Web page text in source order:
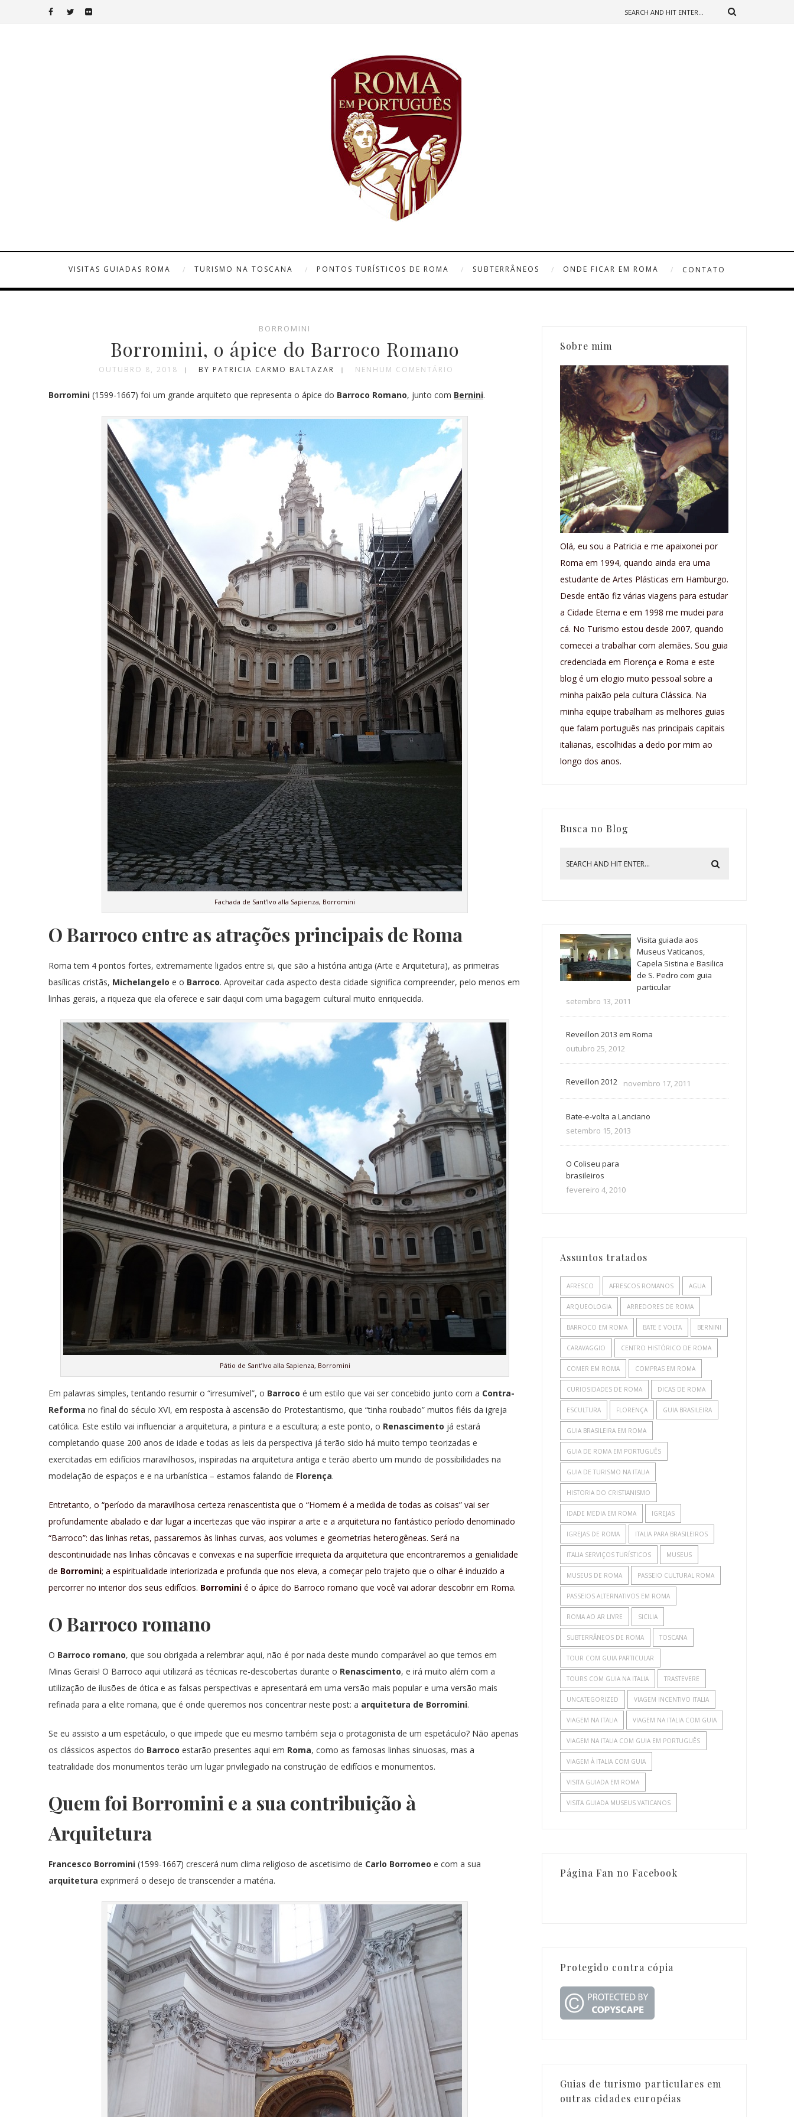
VISITAS GUIADAS ROMA TURISMO NA TOSCANA PONTOS TURÍSTICOS DE ROMA SUBTERRÂNEOS ONDE FICAR EM ROMA CONTATO
BORROMINI
Borromini, o ápice do Barroco Romano
OUTUBRO 8, 2018 BY PATRICIA CARMO BALTAZAR NENHUM COMENTÁRIO
Borromini (1599-1667) foi um grande arquiteto que representa o ápice do Barroco Romano, junto com Bernini.
Fachada de Sant’Ivo alla Sapienza, Borromini
O Barroco entre as atrações principais de Roma
Roma tem 4 pontos fortes, extremamente ligados entre si, que são a história antiga (Arte e Arquitetura), as primeiras
basílicas cristãs, Michelangelo e o Barroco. Aproveitar cada aspecto desta cidade significa compreender, pelo menos em
linhas gerais, a riqueza que ela oferece e sair daqui com uma bagagem cultural muito enriquecida.
Pátio de Sant’Ivo alla Sapienza, Borromini
Em palavras simples, tentando resumir o “irresumível”, o Barroco é um estilo que vai ser concebido junto com a Contra-
Reforma no final do século XVI, em resposta à ascensão do Protestantismo, que “tinha roubado” muitos fiéis da igreja
católica. Este estilo vai influenciar a arquitetura, a pintura e a escultura; a este ponto, o Renascimento já estará
completando quase 200 anos de idade e todas as leis da perspectiva já terão sido há muito tempo teorizadas e
exercitadas em edifícios maravilhosos, inspiradas na arquitetura antiga e terão aberto um mundo de possibilidades na
modelação de espaços e e na urbanística – estamos falando de Florença.
Entretanto, o “período da maravilhosa certeza renascentista que o “Homem é a medida de todas as coisas” vai ser
profundamente abalado e dar lugar a incertezas que vão inspirar a arte e a arquitetura no fantástico período denominado
“Barroco”: das linhas retas, passaremos às linhas curvas, aos volumes e geometrias heterogêneas. Será na
descontinuidade nas linhas côncavas e convexas e na superfície irrequieta da arquitetura que encontraremos a genialidade
de Borromini; a espiritualidade interiorizada e profunda que nos eleva, a começar pelo trajeto que o olhar é induzido a
percorrer no interior dos seus edifícios. Borromini é o ápice do Barroco romano que você vai adorar descobrir em Roma.
O Barroco romano
O Barroco romano, que sou obrigada a relembrar aqui, não é por nada deste mundo comparável ao que temos em
Minas Gerais! O Barroco aqui utilizará as técnicas re-descobertas durante o Renascimento, e irá muito além com a
utilização de ilusões de ótica e as falsas perspectivas e apresentará em uma versão mais popular e uma versão mais
refinada para a elite romana, que é onde queremos nos concentrar neste post: a arquitetura de Borromini.
Se eu assisto a um espetáculo, o que impede que eu mesmo também seja o protagonista de um espetáculo? Não apenas
os clássicos aspectos do Barroco estarão presentes aqui em Roma, como as famosas linhas sinuosas, mas a
teatralidade dos monumentos terão um lugar privilegiado na construção de edifícios e monumentos.
Quem foi Borromini e a sua contribuição à
Arquitetura
Francesco Borromini (1599-1667) crescerá num clima religioso de ascetisimo de Carlo Borromeo e com a sua
arquitetura exprimerá o desejo de transcender a matéria.
Sobre mim
Olá, eu sou a Patricia e me apaixonei por
Roma em 1994, quando ainda era uma
estudante de Artes Plásticas em Hamburgo.
Desde então fiz várias viagens para estudar
a Cidade Eterna e em 1998 me mudei para
cá. No Turismo estou desde 2007, quando
comecei a trabalhar com alemães. Sou guia
credenciada em Florença e Roma e este
blog é um elogio muito pessoal sobre a
minha paixão pela cultura Clássica. Na
minha equipe trabalham as melhores guias
que falam português nas principais capitais
italianas, escolhidas a dedo por mim ao
longo dos anos.
Busca no Blog
Visita guiada aos
Museus Vaticanos,
Capela Sistina e Basilica
de S. Pedro com guia
particular
setembro 13, 2011
Reveillon 2013 em Roma
outubro 25, 2012
Reveillon 2012 novembro 17, 2011
Bate-e-volta a Lanciano
setembro 15, 2013
O Coliseu para
brasileiros
fevereiro 4, 2010
Assuntos tratados
AFRESCO AFRESCOS ROMANOS AGUA
ARQUEOLOGIA ARREDORES DE ROMA
BARROCO EM ROMA BATE E VOLTA BERNINI
CARAVAGGIO CENTRO HISTÓRICO DE ROMA
COMER EM ROMA COMPRAS EM ROMA
CURIOSIDADES DE ROMA DICAS DE ROMA
ESCULTURA FLORENÇA GUIA BRASILEIRA
GUIA BRASILEIRA EM ROMA
GUIA DE ROMA EM PORTUGUÊS
GUIA DE TURISMO NA ITALIA
HISTORIA DO CRISTIANISMO
IDADE MEDIA EM ROMA IGREJAS
IGREJAS DE ROMA ITALIA PARA BRASILEIROS
ITALIA SERVIÇOS TURÍSTICOS MUSEUS
MUSEUS DE ROMA PASSEIO CULTURAL ROMA
PASSEIOS ALTERNATIVOS EM ROMA
ROMA AO AR LIVRE SICILIA
SUBTERRÂNEOS DE ROMA TOSCANA
TOUR COM GUIA PARTICULAR
TOURS COM GUIA NA ITALIA TRASTEVERE
UNCATEGORIZED VIAGEM INCENTIVO ITALIA
VIAGEM NA ITALIA VIAGEM NA ITALIA COM GUIA
VIAGEM NA ITALIA COM GUIA EM PORTUGUÊS
VIAGEM À ITALIA COM GUIA
VISITA GUIADA EM ROMA
VISITA GUIADA MUSEUS VATICANOS
Página Fan no Facebook
Protegido contra cópia
Guias de turismo particulares em
outras cidades européias